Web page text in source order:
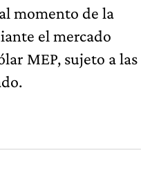
al momento de la
el mercado
MEP, sujeto a las